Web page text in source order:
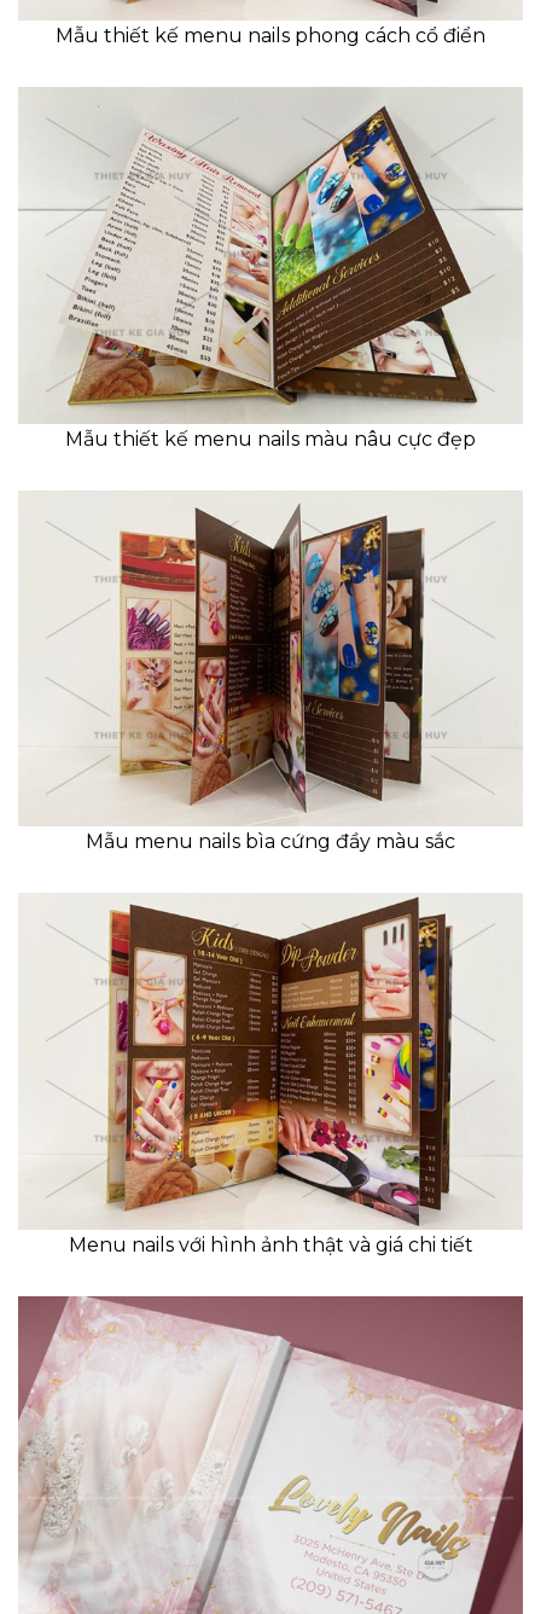
Mẫu thiết kế menu nails phong cách cổ điển
Mẫu thiết kế menu nails màu nâu cực đẹp
Mẫu menu nails bìa cứng đầy màu sắc
Menu nails với hình ảnh thật và giá chi tiết